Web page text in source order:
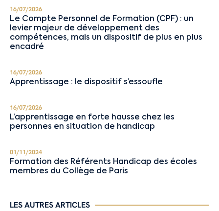
16/07/2026
Le Compte Personnel de Formation (CPF) : un
levier majeur de développement des
compétences, mais un dispositif de plus en plus
encadré
16/07/2026
Apprentissage : le dispositif s’essoufle
16/07/2026
L’apprentissage en forte hausse chez les
personnes en situation de handicap
01/11/2024
Formation des Référents Handicap des écoles
membres du Collège de Paris
LES AUTRES ARTICLES